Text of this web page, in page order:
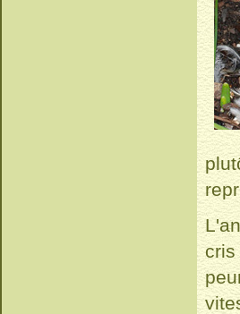
cris